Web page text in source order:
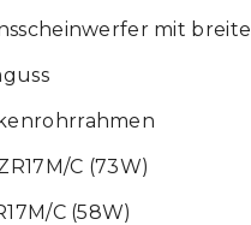
mit
C (73W)
C (58W)